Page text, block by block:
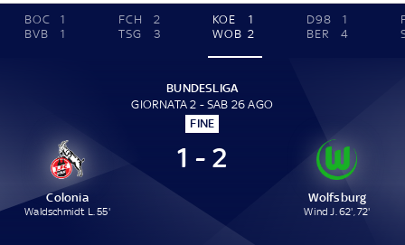
BOC
1
BVB
1
FCH
2
TSG
3
KOE
1
WOB 2
D98
1
BER
4
BUNDESLIGA
GIORNATA 2 - SAB 26 AGO
FINE
Colonia
Waldschmidt L. 55'
1 - 2
Wolfsburg
Wind J. 62', 72'